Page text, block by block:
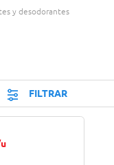
y desodorantes
FILTRAR